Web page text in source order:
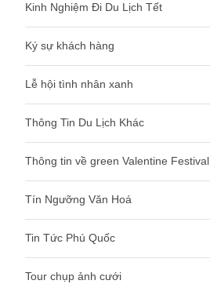
Kinh Nghiệm Đi Du Lịch Tết
Ký sự khách hàng
Lễ hội tình nhân xanh
Thông Tin Du Lịch Khác
Thông tin về green Valentine Festival
Tín Ngưỡng Văn Hoá
Tin Tức Phú Quốc
Tour chụp ảnh cưới